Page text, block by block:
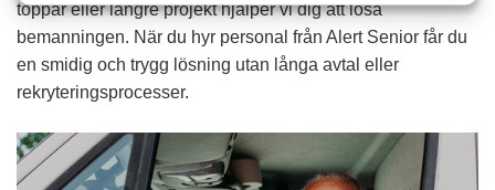
toppar eller längre projekt hjälper vi dig att lösa
bemanningen. När du hyr personal från Alert Senior får du
en smidig och trygg lösning utan långa avtal eller
rekryteringsprocesser.